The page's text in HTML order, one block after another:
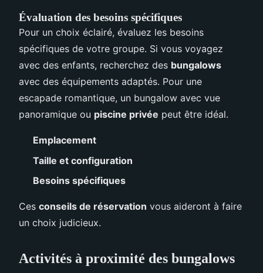
Évaluation des besoins spécifiques
Pour un choix éclairé, évaluez les besoins
spécifiques de votre groupe. Si vous voyagez
avec des enfants, recherchez des bungalows
avec des équipements adaptés. Pour une
escapade romantique, un bungalow avec vue
panoramique ou piscine privée peut être idéal.
Emplacement
Taille et configuration
Besoins spécifiques
Ces conseils de réservation vous aideront à faire
un choix judicieux.
Activités à proximité des bungalows